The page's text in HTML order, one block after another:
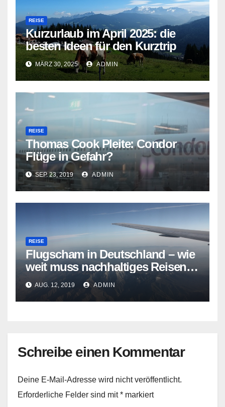
REISE
Kurzurlaub im April 2025: die
besten Ideen für den Kurztrip
MÄRZ 30, 2025 ADMIN
REISE
Thomas Cook Pleite: Condor
Flüge in Gefahr?
SEP. 23, 2019 ADMIN
REISE
Flugscham in Deutschland – wie
weit muss nachhaltiges Reisen
gehen?
AUG. 12, 2019 ADMIN
Schreibe einen Kommentar
Deine E-Mail-Adresse wird nicht veröffentlicht.
Erforderliche Felder sind mit* markiert